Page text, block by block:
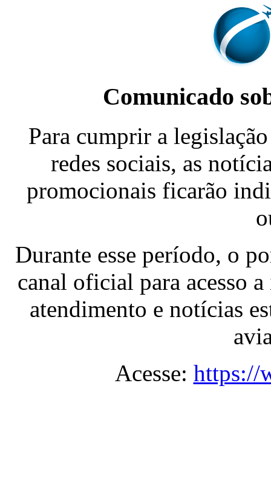
Comunicado
Para cumprir a
redes sociais, as
promocionais ficarão
Durante esse período, o
canal oficial para acesso
atendimento e notícias
Acesse: https://